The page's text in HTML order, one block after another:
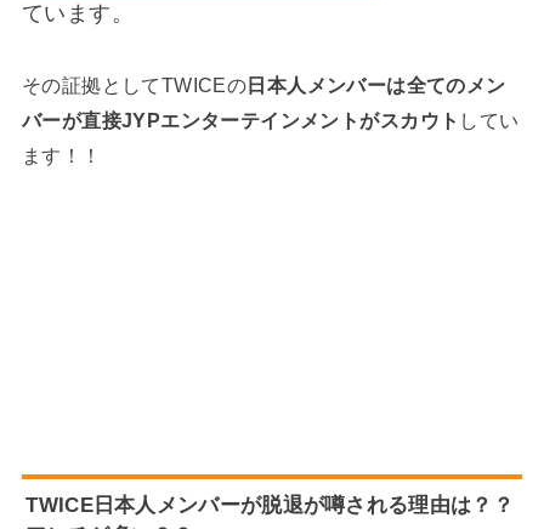
ています。
その証拠としてTWICEの日本人メンバーは全てのメン
バーが直接JYPエンターテインメントがスカウト してい
ます！！
TWICE日本人メンバーが脱退が噂される理由は？？